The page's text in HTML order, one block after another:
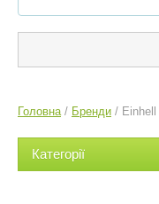
Головна/ Бренди / Einhell
Категорії